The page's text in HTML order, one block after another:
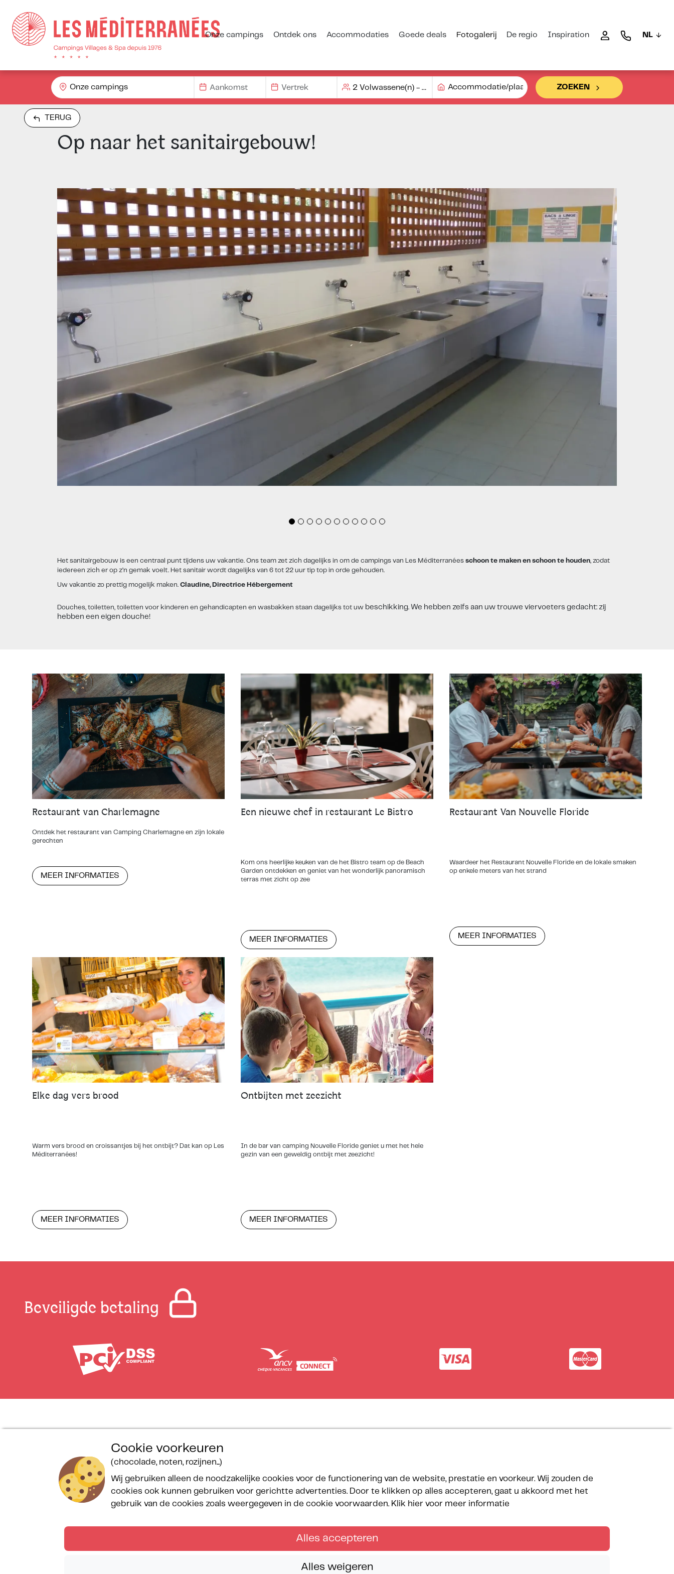
NL
Onze campings Ontdek ons Accommodaties Goede deals Fotogalerij De regio Inspiration
Onze campings Accommodatie/plaats ZOEKEN
TERUG
Op naar het sanitairgebouw!
Het sanitairgebouw is een centraal punt tijdens uw vakantie. Ons team zet zich dagelijks in om de campings van Les Méditerranées schoon te maken en schoon te houden, zodat
iedereen zich er op z’n gemak voelt. Het sanitair wordt dagelijks van 6 tot 22 uur tip top in orde gehouden.
Uw vakantie zo prettig mogelijk maken. Claudine, Directrice Hébergement
Douches, toiletten, toiletten voor kinderen en gehandicapten en wasbakken staan dagelijks tot uw beschikking. We hebben zelfs aan uw trouwe viervoeters gedacht: zij
hebben een eigen douche!
Restaurant van Charlemagne
Ontdek het restaurant van Camping Charlemagne en zijn lokale
gerechten
MEER INFORMATIES
Een nieuwe chef in restaurant Le Bistro
Kom ons heerlijke keuken van de het Bistro team op de Beach
Garden ontdekken en geniet van het wonderlijk panoramisch
terras met zicht op zee
MEER INFORMATIES
Restaurant Van Nouvelle Floride
Waardeer het Restaurant Nouvelle Floride en de lokale smaken
op enkele meters van het strand
MEER INFORMATIES
Elke dag vers brood
Warm vers brood en croissantjes bij het ontbijt? Dat kan op Les
Méditerranées!
MEER INFORMATIES
Ontbijten met zeezicht
In de bar van camping Nouvelle Floride geniet u met het hele
gezin van een geweldig ontbijt met zeezicht!
MEER INFORMATIES
Beveiligde betaling
Handvest voor de
bescherming van
persoonsgegevens
Veelgestelde vragen
Algemene
voorwaarden
Reserveringsformulier
Spa Bulle des Sables
Campingreglement
Prijzen
Programma
Getrouwheidsprogramma
Contact
Cookie voorkeuren
(chocolade, noten, rozijnen...)
Wij gebruiken alleen de noodzakelijke cookies voor de functionering van de website, prestatie en voorkeur. Wij zouden de
cookies ook kunnen gebruiken voor gerichtte advertenties. Door te klikken op alles accepteren, gaat u akkoord met het
gebruik van de cookies zoals weergegeven in de cookie voorwaarden. Klik hier voor meer informatie
Alles accepteren
Alles weigeren